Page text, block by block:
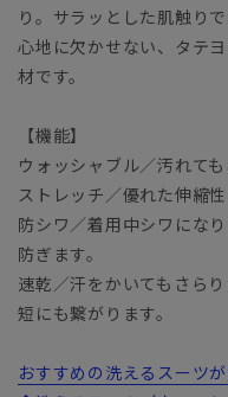
り。サラッとした肌触り
心地に欠かせない、タテ
材です。
【機能】
ウォッシャブル／汚れて
ストレッチ／優れた伸縮
防シワ／着用中シワにな
防ぎます。
速乾／汗をかいてもさら
短にも繋がります。
おすすめの洗えるスーツ